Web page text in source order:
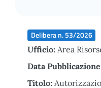
Delibera n. 53/2026
Ufficio: Area
Data
Titolo: